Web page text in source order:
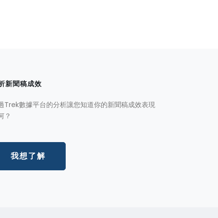
新聞稿成效
Trek數據平台的分析讓您知道你的新聞稿成效表現
？
我想了解